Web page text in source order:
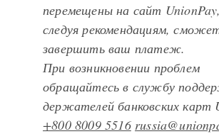
перемещены на сайт
следуя рекомендациям,
завершить ваш платеж.
При возникновении проблем
обращайтесь в службу
держателей банковских карт
+800 8009 5516